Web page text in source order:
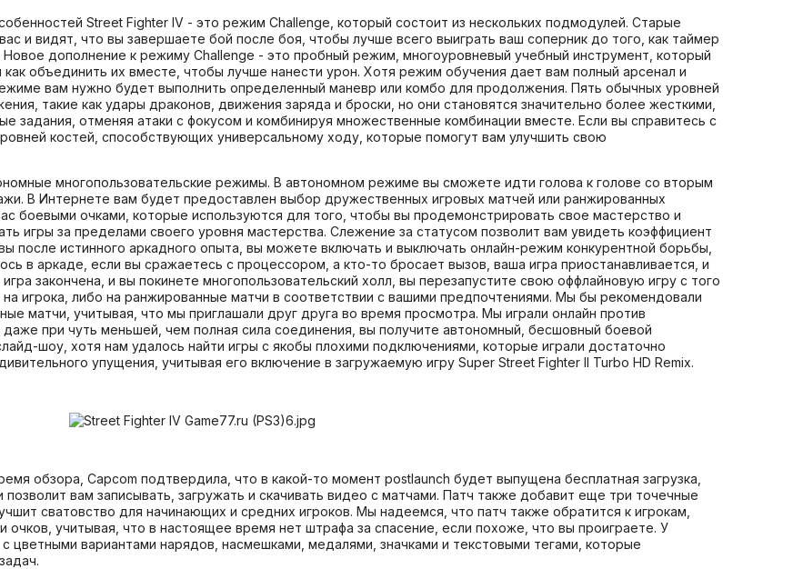
Street Fighter IV - это режим Challenge, который состоит из нескольких подмодулей. Старые
и видят, что вы завершаете бой после боя, чтобы лучше всего выиграть ваш соперник до того, как таймер
дополнение к режиму Challenge - это пробный режим, многоуровневый учебный инструмент, который
объединить их вместе, чтобы лучше нанести урон. Хотя режим обучения дает вам полный арсенал и
вам нужно будет выполнить определенный маневр или комбо для продолжения. Пять обычных уровней
такие как удары драконов, движения заряда и броски, но они становятся значительно более жесткими,
задания, отменяя атаки с фокусом и комбинируя множественные комбинации вместе. Если вы справитесь с
костей, способствующих универсальному ходу, которые помогут вам улучшить свою
многопользовательские режимы. В автономном режиме вы сможете идти голова к голове со вторым
В Интернете вам будет предоставлен выбор дружественных игровых матчей или ранжированных
боевыми очками, которые используются для того, чтобы вы продемонстрировать свое мастерство и
игры за пределами своего уровня мастерства. Слежение за статусом позволит вам увидеть коэффициент
после истинного аркадного опыта, вы можете включать и выключать онлайн-режим конкурентной борьбы,
в аркаде, если вы сражаетесь с процессором, а кто-то бросает вызов, ваша игра приостанавливается, и
закончена, и вы покинете многопользовательский холл, вы перезапустите свою оффлайновую игру с того
игрока, либо на ранжированные матчи в соответствии с вашими предпочтениями. Мы бы рекомендовали
матчи, учитывая, что мы приглашали друг друга во время просмотра. Мы играли онлайн против
при чуть меньшей, чем полная сила соединения, вы получите автономный, бесшовный боевой
шоу, хотя нам удалось найти игры с якобы плохими подключениями, которые играли достаточно
упущения, учитывая его включение в загружаемую игру Super Street Fighter II Turbo HD Remix.
обзора, Capcom подтвердила, что в какой-то момент postlaunch будет выпущена бесплатная загрузка,
вам записывать, загружать и скачивать видео с матчами. Патч также добавит еще три точечные
сватовство для начинающих и средних игроков. Мы надеемся, что патч также обратится к игрокам,
учитывая, что в настоящее время нет штрафа за спасение, если похоже, что вы проиграете. У
цветными вариантами нарядов, насмешками, медалями, значками и текстовыми тегами, которые